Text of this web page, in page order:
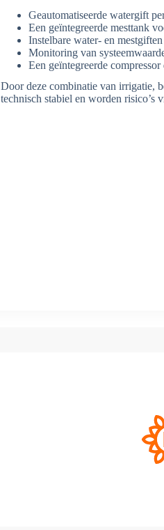
Geautomatiseerde watergift
Een geïntegreerde mesttank
Instelbare water- en
Monitoring van
Een geïntegreerde
Door deze combinatie van irrigatie,
technisch stabiel en worden risico’s